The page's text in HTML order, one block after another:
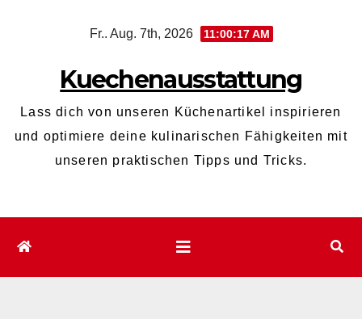
Fr.. Aug. 7th, 2026 11:00:18 AM
Kuechenausstattung
Lass dich von unseren Küchenartikel inspirieren
und optimiere deine kulinarischen Fähigkeiten mit
unseren praktischen Tipps und Tricks.